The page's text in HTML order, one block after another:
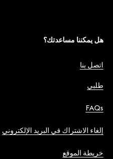
هل يمكننا مساعدتك؟
اتصل بنا
طلبي
FAQs
إلغاء الاشتراك في البريد الإلكتروني
خريطة الموقع